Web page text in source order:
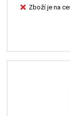
Zboží je na